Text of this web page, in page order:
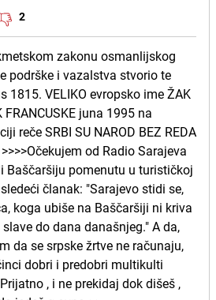
2
zakonu osmanlijskog
podrške i vazalstva stvorio te
1815. VELIKO evropsko ime ŽAK
FRANCUSKE juna 1995 na
reče SRBI SU NAROD BEZ REDA
od Radio Sarajeva
Baščaršiju pomenutu u turističkoj
članak: "Sarajevo stidi se,
koga ubiše na Baščaršiji ni kriva
do dana današnjeg." A da,
da se srpske žrtve ne računaju,
dobri i predobri multikulti
, i ne prekidaj dok dišeš ,